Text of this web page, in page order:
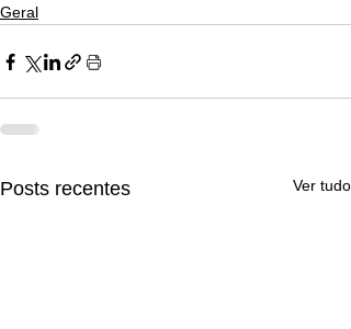
Geral
Posts recentes Ver tudo